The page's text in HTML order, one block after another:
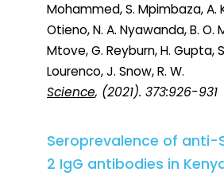
Mohammed, S. Mpimbaza, A.
Otieno, N. A. Nyawanda, B. O.
Mtove, G. Reyburn, H. Gupta,
Lourenco, J. Snow, R. W.
Science, (2021). 373:926-931
Seroprevalence of anti-
2 IgG antibodies in